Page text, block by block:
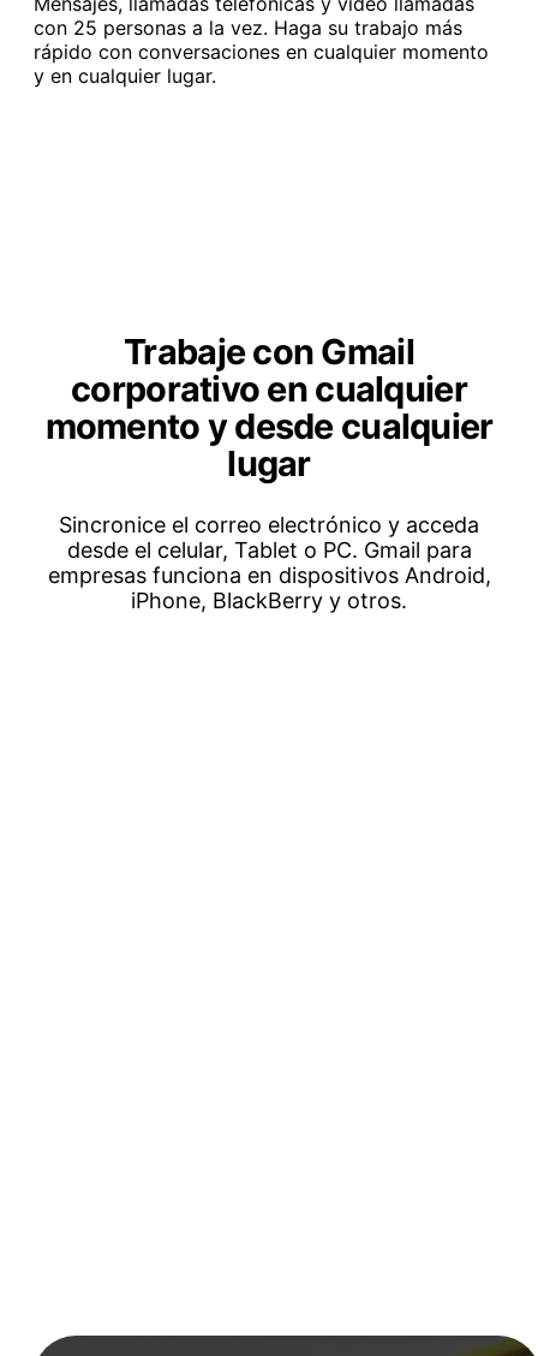
con 25 personas a la vez. Haga su trabajo más
rápido con conversaciones en cualquier momento
y en cualquier lugar.
Trabaje con Gmail
corporativo en cualquier
momento y desde cualquier
lugar
Sincronice el correo electrónico y acceda
desde el celular, Tablet o PC. Gmail para
empresas funciona en dispositivos Android,
iPhone, BlackBerry y otros.